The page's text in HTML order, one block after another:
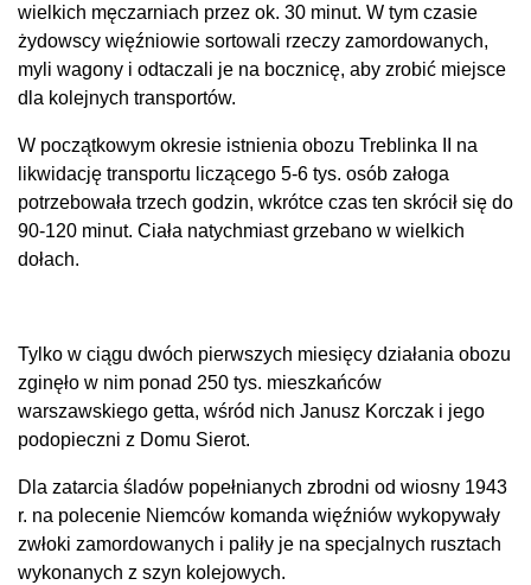
wielkich męczarniach przez ok. 30 minut. W tym czasie
żydowscy więźniowie sortowali rzeczy zamordowanych,
myli wagony i odtaczali je na bocznicę, aby zrobić miejsce
dla kolejnych transportów.
W początkowym okresie istnienia obozu Treblinka II na
likwidację transportu liczącego 5-6 tys. osób załoga
potrzebowała trzech godzin, wkrótce czas ten skrócił się do
90-120 minut. Ciała natychmiast grzebano w wielkich
dołach.
Tylko w ciągu dwóch pierwszych miesięcy działania obozu
zginęło w nim ponad 250 tys. mieszkańców
warszawskiego getta, wśród nich Janusz Korczak i jego
podopieczni z Domu Sierot.
Dla zatarcia śladów popełnianych zbrodni od wiosny 1943
r. na polecenie Niemców komanda więźniów wykopywały
zwłoki zamordowanych i paliły je na specjalnych rusztach
wykonanych z szyn kolejowych.